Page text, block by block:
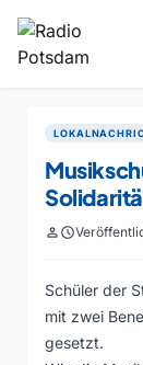
personschedule
Schüler der
mit zwei
gesetzt.